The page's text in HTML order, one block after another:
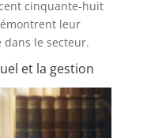
cinquante-huit
leur
le secteur.
et la gestion